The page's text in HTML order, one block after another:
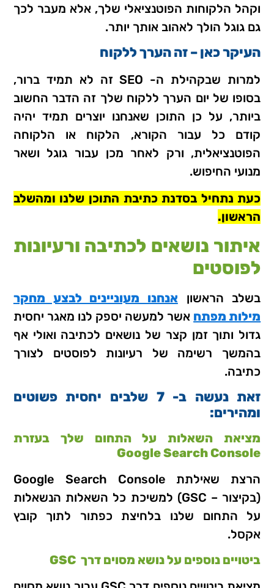
וקהל הלקוחות הפוטנציאלי שלך, אלא מעבר לכך
גם גוגל הולך לאהוב אותך יותר.
העיקר כאן – זה הערך ללקוח
למרות שבקהילת ה- SEO זה לא תמיד ברור,
בסופו של יום הערך ללקוח שלך זה הדבר החשוב
ביותר, על כן התוכן שאנחנו יוצרים תמיד יהיה
קודם כל עבור הקורא, הלקוח או הלקוחה
הפוטנציאלית, ורק לאחר מכן עבור גוגל ושאר
מנועי החיפוש.
כעת נתחיל בסדנת כתיבת התוכן שלנו ומהשלב
הראשון.
איתור נושאים לכתיבה ורעיונות
לפוסטים
בשלב הראשון אנחנו מעוניינים לבצע מחקר
מילות מפתח אשר למעשה יספק לנו מאגר יחסית
גדול ותוך זמן קצר של נושאים לכתיבה ואולי אף
בהמשך רשימה של רעיונות לפוסטים לצורך
כתיבה.
זאת נעשה ב- 7 שלבים יחסית פשוטים
ומהירים:
מציאת השאלות על התחום שלך בעזרת
Google Search Console
הרצת שאילתת Google Search Console
(בקיצור – GSC) למשיכת כל השאלות הנשאלות
על התחום שלנו בלחיצת כפתור לתוך קובץ
אקסל.
ביטויים נוספים על נושא מסוים דרך GSC